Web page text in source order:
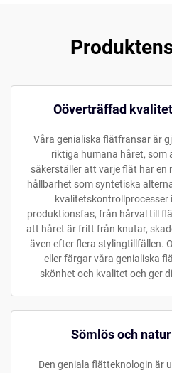
Oöverträffad
Våra genialiska flätfransar är
riktiga humana håret, som
säkerställer att varje flät har en
hållbarhet som syntetiska
kvalitetskontrollprocesser
produktionsfas, från hårval till
att håret är fritt från knutar,
även efter flera stylingtillfällen.
eller färgar våra genialiska
skönhet och kvalitet och ger
Sömlös och
Den geniala flätteknologin är